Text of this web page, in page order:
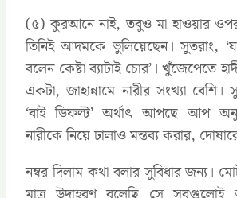
(৫) কুরআনে নাই, তবুও মা হাওয়ার
তিনিই আদমকে ভুলিয়েছেন। সুতরাং,
বলেন কেষ্টা ব্যাটাই চোর’। খুঁজেপেতে
একটা, জাহান্নামে নারীর সংখ্যা
‘বাই ডিফল্ট’ অর্থাৎ আপছে আপ
নারীকে নিয়ে ঢালাও মন্তব্য করার,
নম্বর দিলাম কথা বলার সুবিধার জন্য।